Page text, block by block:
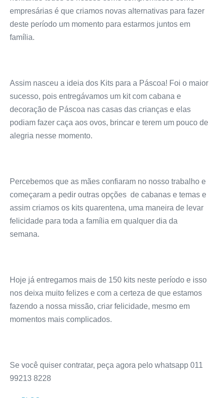
empresárias é que criamos novas alternativas para fazer
deste período um momento para estarmos juntos em
família.
Assim nasceu a ideia dos Kits para a Páscoa! Foi o maior
sucesso, pois entregávamos um kit com cabana e
decoração de Páscoa nas casas das crianças e elas
podiam fazer caça aos ovos, brincar e terem um pouco de
alegria nesse momento.
Percebemos que as mães confiaram no nosso trabalho e
começaram a pedir outras opções de cabanas e temas e
assim criamos os kits quarentena, uma maneira de levar
felicidade para toda a família em qualquer dia da
semana.
Hoje já entregamos mais de 150 kits neste período e isso
nos deixa muito felizes e com a certeza de que estamos
fazendo a nossa missão, criar felicidade, mesmo em
momentos mais complicados.
Se você quiser contratar, peça agora pelo whatsapp 011
99213 8228